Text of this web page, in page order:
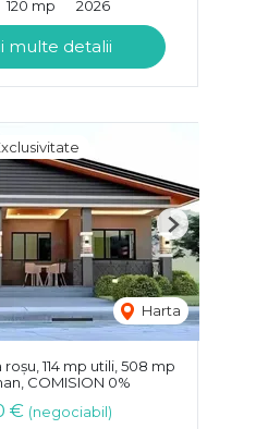
120 mp 2026
multe detalii
Harta
Next
114 mp utili, 508 mp
COMISION 0%
€ (negociabil)